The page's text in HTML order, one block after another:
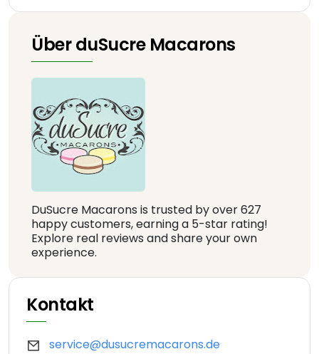
Über duSucre Macarons
DuSucre Macarons is trusted by over 627
happy customers, earning a 5-star rating!
Explore real reviews and share your own
experience.
Kontakt
service@dusucremacarons.de